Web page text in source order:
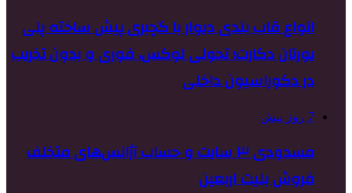
انواع قاب بندی دیوار با گچبری پیش ساخته پلی
یورتان دکارت؛ تحولی لوکس، فوری و بدون تخریب
در دکوراسیون داخلی
7 روز پیش
مسدودی ۳ سایت و حساب آژانس‌های متخلف
فروش بلیت اربعین